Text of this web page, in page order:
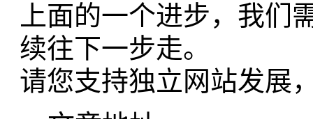
上面的一个进步，我们
续往下一步走。
请您支持独立网站发展